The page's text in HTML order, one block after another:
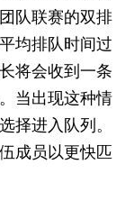
队联赛的双排
均排队时间过
将会收到一条
当出现这种情
择进入队列。
成员以更快匹